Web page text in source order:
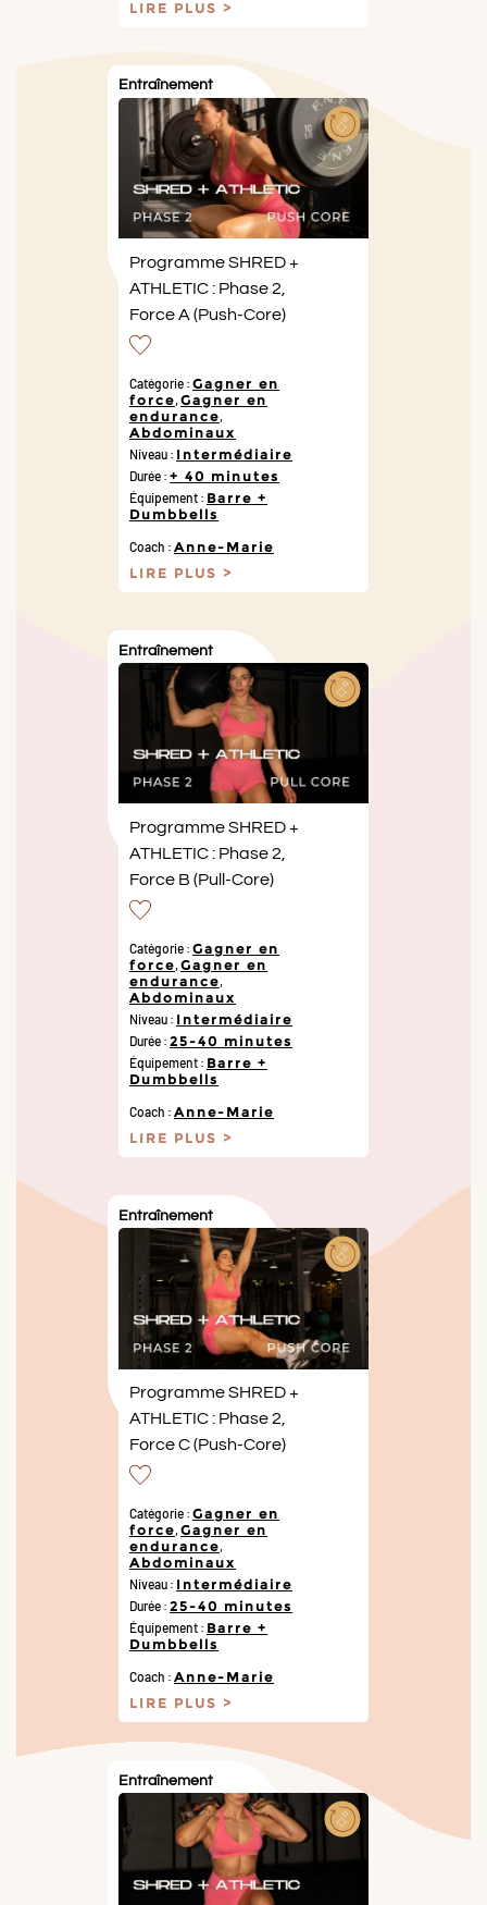
LIRE PLUS
Entraînement
Programme SHRED +
ATHLETIC : Phase 2,
Force A (Push-Core)
Catégorie : Gagner en
force,Gagner en
endurance,
Abdominaux
Niveau : Intermédiaire
Durée : + 40 minutes
Équipement : Barre +
Dumbbells
Coach : Anne-Marie
LIRE PLUS
Entraînement
Programme SHRED +
ATHLETIC : Phase 2,
Force B (Pull-Core)
Catégorie : Gagner en
force,Gagner en
endurance,
Abdominaux
Niveau : Intermédiaire
Durée : 25-40 minutes
Équipement : Barre +
Dumbbells
Coach : Anne-Marie
LIRE PLUS
Entraînement
Programme SHRED +
ATHLETIC : Phase 2,
Force C (Push-Core)
Catégorie : Gagner en
force,Gagner en
endurance,
Abdominaux
Niveau : Intermédiaire
Durée : 25-40 minutes
Équipement : Barre +
Dumbbells
Coach : Anne-Marie
LIRE PLUS
Entraînement